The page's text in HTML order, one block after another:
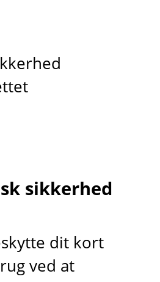
sikkerhed
dit kort
ved at